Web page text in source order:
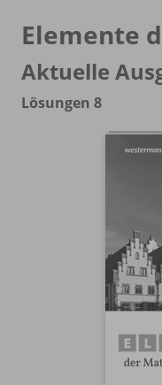
Elemente
Aktuelle
Lösungen 8